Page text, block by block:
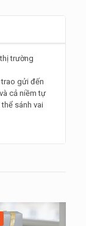
trường
gửi đến
cả niềm tự
sánh vai